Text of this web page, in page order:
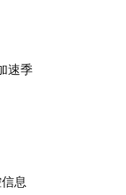
速季
息